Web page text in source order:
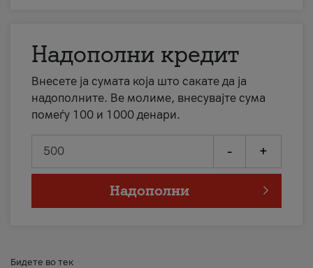
Надополни кредит
Внесете ја сумата која што сакате да ја
надополните. Ве молиме, внесувајте сума
помеѓу 100 и 1000 денари.
- +
Надополни
Бидете во тек